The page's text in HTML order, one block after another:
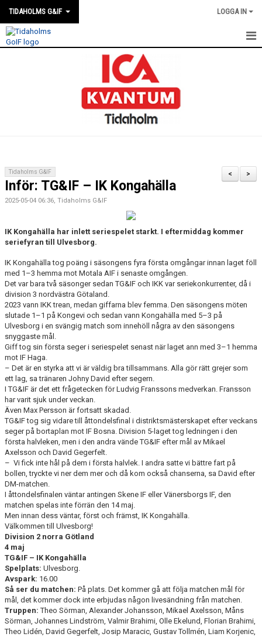
TIDAHOLMS G&IF LOGGA IN
FÖRENINGEN
GAMLA GIFFS TORSDAGSTRÄFFAR
MATCHER
CUPER ARBETSBESKRIVNING
PLANSCHEMA
>
<
Tidaholms G&IF
Inför: TG&IF – IK Kongahälla
2025-05-04 06:36, Tidaholms G&IF
IK Kongahälla har inlett seriespelet starkt. I eftermiddag kommer
seriefyran till Ulvesborg.
IK Kongahälla tog poäng i säsongens fyra första omgångar innan laget föll
med 1–3 hemma mot Motala AIF i senaste omgången.
Det var bara två säsonger sedan TG&IF och IKK var seriekonkurrenter, då i
division 3 nordvästra Götaland.
2023 vann IKK trean, medan giffarna blev femma. Den säsongens möten
slutade 1–1 på Kongevi och sedan vann Kongahälla med 5–3 på
Ulvesborg i en svängig match som innehöll några av den säsongens
snyggaste mål.
Giff tog sin första seger i seriespelet senast när laget ann med 3–1 hemma
mot IF Haga.
– Det är en styrka att vi är väldig bra tillsammans. Alla gör rätt grejer som
ett lag, sa tränaren Johny David efter segern.
I TG&IF är det ett frågetecken för Ludvig Franssons medverkan. Fransson
har varit sjuk under veckan.
Även Max Persson är fortsatt skadad.
TG&IF tog sig vidare till åttondelsfinal i distriktsmästerskapet efter veckans
seger på bortaplan mot IF Bosna. Division 5-laget tog ledningen i den
första halvleken, men i den andra vände TG&IF efter mål av Mikael
Axelsson och David Gegerfelt.
– Vi fick inte hål på dem i första halvlek. I andra satte vi bättre fart på
bollen, tryckte vi ner dem mer och då kom också chanserna, sa David efter
DM-matchen.
I åttondelsfinalen väntar antingen Skene IF eller Vänersborgs IF, den
matchen spelas inte förrän den 14 maj.
Men innan dess väntar, först och främst, IK Kongahälla.
Välkommen till Ulvesborg!
Division 2 norra Götland
4 maj
TG&IF – IK Kongahälla
Spelplats: Ulvesborg.
Avspark: 16.00
Så ser du matchen: På plats. Det kommer gå att följa matchen mål för
mål, det kommer dock inte erbjudas någon livesändning från matchen.
Truppen:Theo Sörman, Alexander Johansson, Mikael Axelsson, Måns
Sörman, Johannes Lindström, Valmir Brahimi, Olle Ekelund, Florian Brahimi,
Theo Lidén, David Gegerfelt, Josip Maracic, Gustav Tollmén, Liam Korjenic,